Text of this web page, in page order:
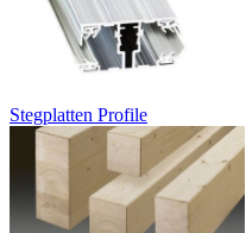
Stegplatten Profile